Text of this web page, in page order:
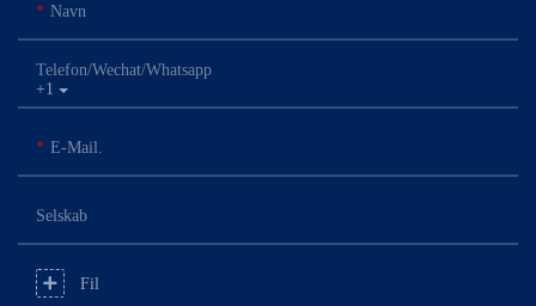
Navn
+1
Telefon/Wechat/Whatsapp
E-Mail.
Selskab
Fil